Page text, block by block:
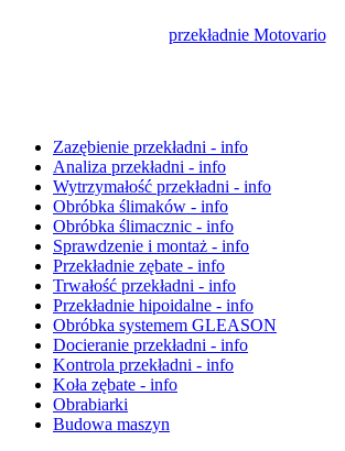
przekładnie Motovario
Zazębienie przekładni - info
Analiza przekładni - info
Wytrzymałość przekładni - info
Obróbka ślimaków - info
Obróbka ślimacznic - info
Sprawdzenie i montaż - info
Przekładnie zębate - info
Trwałość przekładni - info
Przekładnie hipoidalne - info
Obróbka systemem GLEASON
Docieranie przekładni - info
Kontrola przekładni - info
Koła zębate - info
Obrabiarki
Budowa maszyn